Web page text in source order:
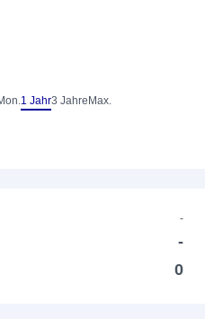
1 Jahr3 Jahre Max.
-
-
0